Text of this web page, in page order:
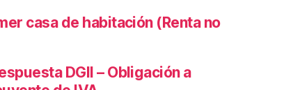
casa de habitación (Renta no
DGII – Obligación a